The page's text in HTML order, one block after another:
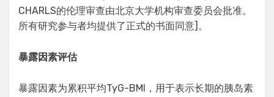
CHARLS的伦理审查由北京大学机构审查委员会批准。
所有研究参与者均提供了正式的书面同意]。
暴露因素评估
暴露因素为累积平均TyG-BMI，用于表示长期的胰岛素